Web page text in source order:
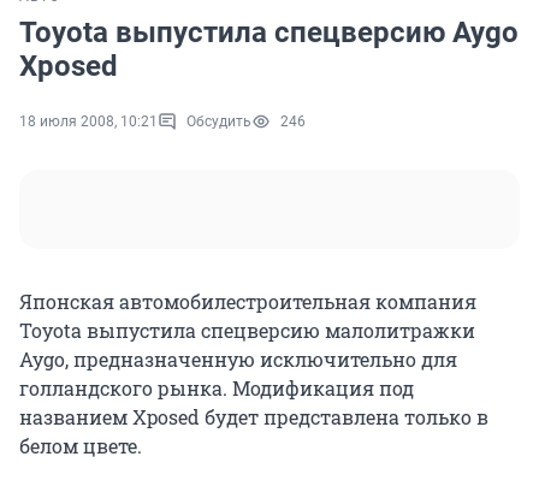
Toyota выпустила спецверсию Aygo
Xposed
18 июля 2008, 10:21 Обсудить 246
Японская автомобилестроительная компания
Toyota выпустила спецверсию малолитражки
Aygo, предназначенную исключительно для
голландского рынка. Модификация под
названием Xposed будет представлена только в
белом цвете.